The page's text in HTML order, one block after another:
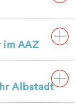
im AAZ
Albstadt